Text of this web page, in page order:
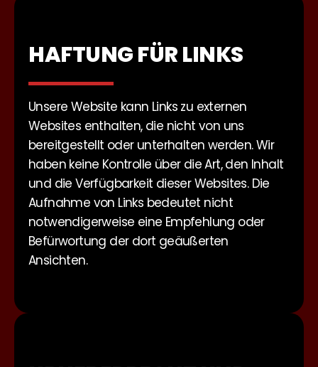
HAFTUNG FÜR LINKS
Unsere Website kann Links zu externen
Websites enthalten, die nicht von uns
bereitgestellt oder unterhalten werden. Wir
haben keine Kontrolle über die Art, den Inhalt
und die Verfügbarkeit dieser Websites. Die
Aufnahme von Links bedeutet nicht
notwendigerweise eine Empfehlung oder
Befürwortung der dort geäußerten
Ansichten.